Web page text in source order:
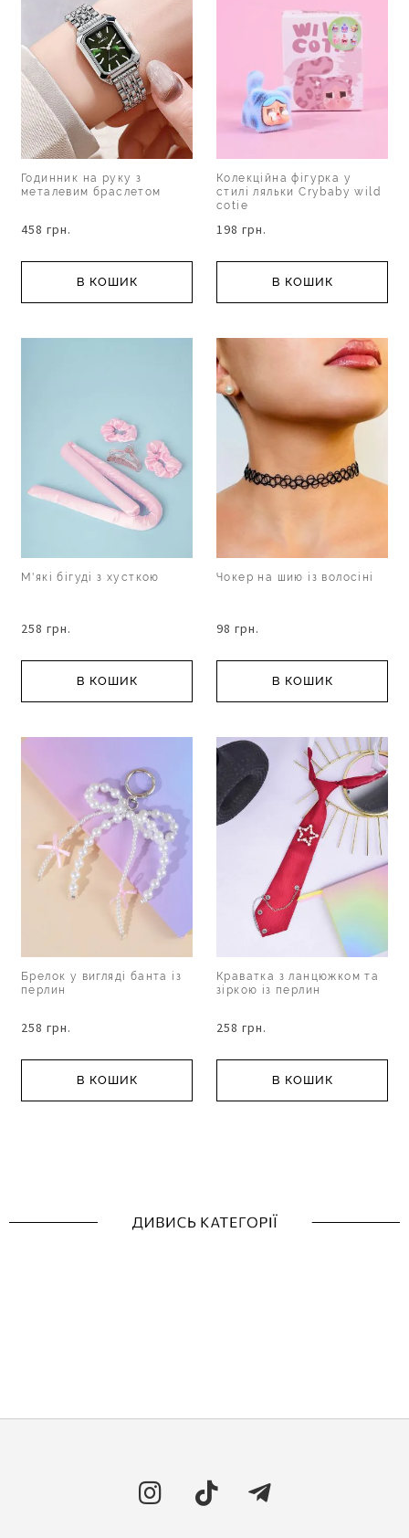
Годинник на руку з
металевим браслетом
458 грн.
В КОШИК
Колекційна фігурка у
стилі ляльки Сrybaby wild
cotie
198 грн.
В КОШИК
М'які бігуді з хусткою
258 грн.
В КОШИК
Чокер на шию із волосіні
98 грн.
В КОШИК
Брелок у вигляді банта із
перлин
258 грн.
В КОШИК
Краватка з ланцюжком та
зіркою із перлин
258 грн.
В КОШИК